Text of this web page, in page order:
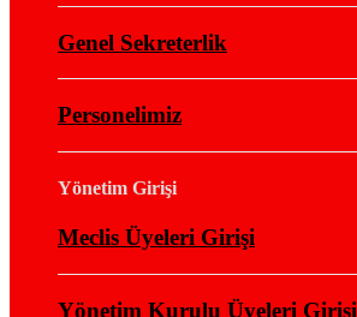
Genel Sekreterlik
Personelimiz
Yönetim Girişi
Meclis Üyeleri Girişi
Yönetim Kurulu Üyeleri Girişi